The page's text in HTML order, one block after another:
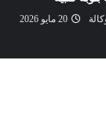
20 مايو 2026